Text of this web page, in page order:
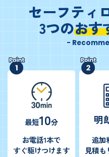
セーフティ
3つのおす
-
最短10分
お電話1本で
すぐ駆けつけます
明
追加
見積も